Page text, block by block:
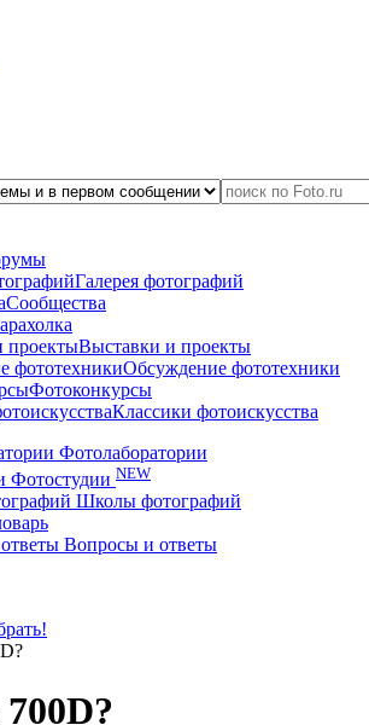
Галерея фотографий
Сообщества
Выставки и проекты
Обсуждение фототехники
Фотоконкурсы
Классики фотоискусства
Фотолаборатории
Фотостудии NEW
Школы фотографий
Вопросы и ответы